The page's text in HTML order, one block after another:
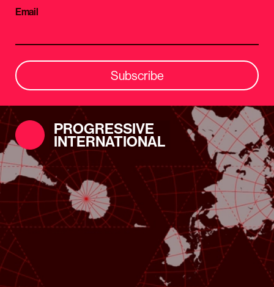
Email
Subscribe
PROGRESSIVE
INTERNATIONAL